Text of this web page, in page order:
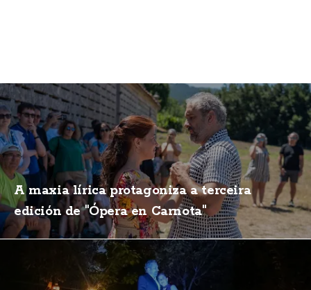
A maxia lírica protagoniza a terceira
edición de "Ópera en Carnota"